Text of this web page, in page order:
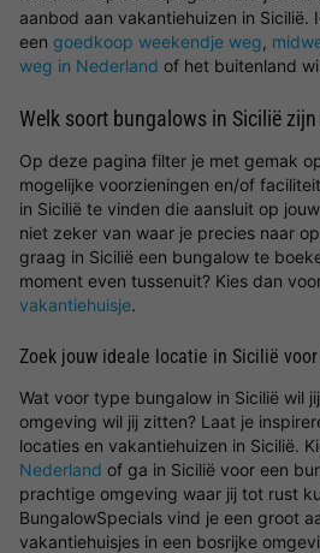
aanbod aan vakantiehuizen in Sicilië.
een goedkoop weekendje weg,
weg in Nederland of het buitenland
Welk soort bungalows in Sicilië
Op deze pagina filter je met gemak
mogelijke voorzieningen en/of
in Sicilië te vinden die aansluit op
niet zeker van waar je precies naar
graag in Sicilië een bungalow te
moment even tussenuit? Kies dan
vakantiehuisje.
Zoek jouw ideale locatie in Sicilië
Wat voor type bungalow in Sicilië wil
omgeving wil jij zitten? Laat je
locaties en vakantiehuizen in Sicilië.
Nederland of ga in Sicilië voor een
prachtige omgeving waar jij tot rust
BungalowSpecials vind je een groot
vakantiehuisjes in een bosrijke